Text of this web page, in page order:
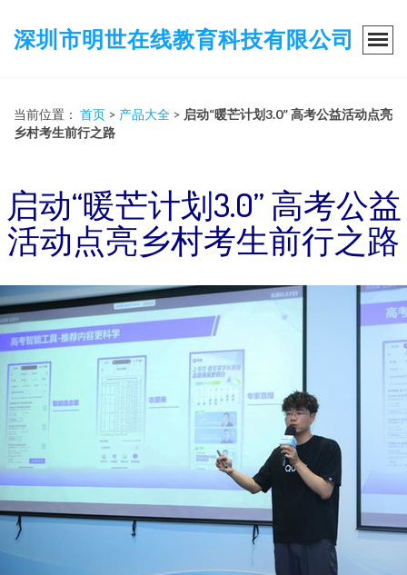
深圳市明世在线教育科技有限公司
当前位置： 首页 > 产品大全 > 启动“暖芒计划3.0” 高考公益活动点亮
乡村考生前行之路
启动“暖芒计划3.0” 高考公益
活动点亮乡村考生前行之路